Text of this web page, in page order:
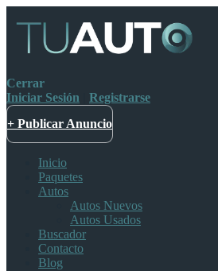
Cerrar
Iniciar Sesión
Registrarse
+ Publicar Anuncio
Inicio
Paquetes
Autos
Autos Nuevos
Autos Usados
Buscador
Contacto
Blog